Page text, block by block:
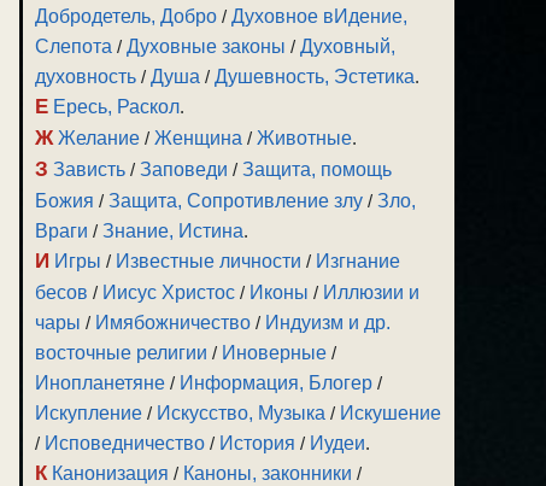
Добродетель, Добро /Духовное вИдение,
Слепота /Духовные законы /Духовный,
духовность /Душа /Душевность, Эстетика.
Е Ересь, Раскол.
Ж Желание /Женщина /Животные.
З Зависть /Заповеди /Защита, помощь
Божия /Защита, Сопротивление злу /Зло,
Враги /Знание, Истина.
И Игры / Известные личности / Изгнание
бесов / Иисус Христос / Иконы / Иллюзии и
чары / Имябожничество / Индуизм и др.
восточные религии / Иноверные /
Инопланетяне / Информация, Блогер /
Искупление / Искусство, Музыка / Искушение
/ Исповедничество / История / Иудеи.
К Канонизация / Каноны, законники /